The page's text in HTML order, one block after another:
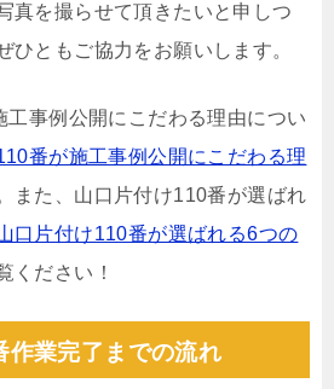
真を撮らせて頂きたいと申しつ
ひともご協力をお願いします。
工事例公開にこだわる理由につい
番が施工事例公開にこだわる理
また、山口片付け110番が選ばれ
口片付け110番が選ばれる6つの
ください！
作業完了までの流れ